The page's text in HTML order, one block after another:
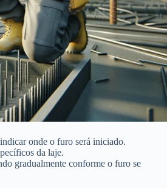
onde o furo será iniciado.
da laje.
gradualmente conforme o furo se